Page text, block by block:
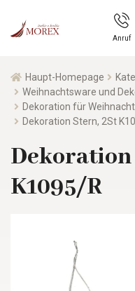
Anruf
Haupt-Homepage
Weihnachtsware und
Dekoration für
Dekoration Stern, 2St
Dekoration
K1095/R